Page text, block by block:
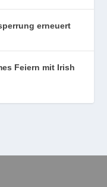
erneuert
Feiern mit Irish